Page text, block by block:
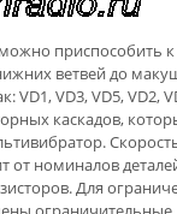
приспособить
ветвей до
VD1, VD3, VD5, VD2,
каскадов,
от номиналов
Для